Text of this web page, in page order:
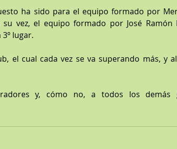
ha sido para el equipo formado por
vez, el equipo formado por José Ramón
lugar.
el cual cada vez se va superando más, y
y, cómo no, a todos los demás